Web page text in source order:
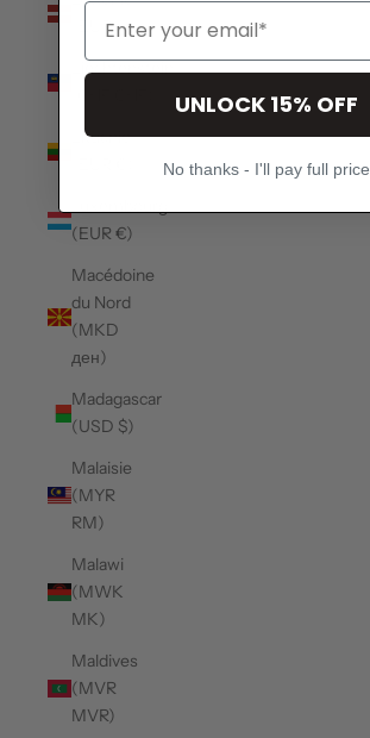
(EUR €)
Liechtenstein
Lituanie
(EUR €)
Macédoine
du Nord
(MKD
ден)
Madagascar
(USD $)
Malaisie
(MYR
RM)
Malawi
(MWK
MK)
Maldives
(MVR
MVR)
UNLOCK 15% OFF
No thanks - I'll pay full price